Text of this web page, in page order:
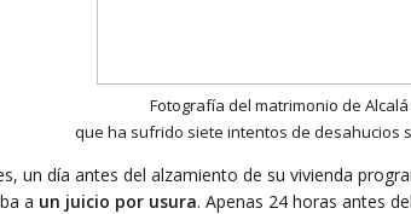
Fotografía del matrimonio de
que ha sufrido siete intentos de desahucios
un día antes del alzamiento de su vivienda
a un juicio por usura. Apenas 24 horas antes